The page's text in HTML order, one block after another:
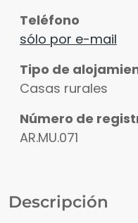
Teléfono
sólo por e-mail
Tipo de
Casas rurales
Número de
AR.MU.071
Descripción